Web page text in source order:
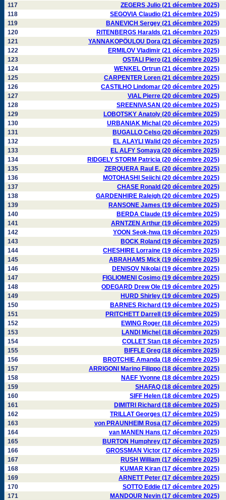
117
ZEGERS Julio (21 décembre 2025)
118
SEGOVIA Claudio (21 décembre 2025)
119
BANEVICH Sergey (21 décembre 2025)
120
RITENBERGS Haralds (21 décembre 2025)
121
YANNAKOPÖULOU Dora (21 décembre 2025)
122
ERMILOV Vladimir (21 décembre 2025)
123
OSTALI Piero (21 décembre 2025)
124
WENKEL Ortrun (21 décembre 2025)
125
CARPENTER Loren (21 décembre 2025)
126
CASTILHO Lindomar (20 décembre 2025)
127
VIAL Pierre (20 décembre 2025)
128
SREENIVASAN (20 décembre 2025)
129
LOBOTSKY Anatoly (20 décembre 2025)
130
URBANIAK Michal (20 décembre 2025)
131
BUGALLO Celso (20 décembre 2025)
132
EL ALAYLI Walid (20 décembre 2025)
133
EL ALFY Somaya (20 décembre 2025)
134
RIDGELY STORM Patricia (20 décembre 2025)
135
ZERQUERA Raul E. (20 décembre 2025)
136
MOTOHASHI Seiichi (20 décembre 2025)
137
CHASE Ronald (20 décembre 2025)
138
GARDENHIRE Raleigh (20 décembre 2025)
139
RANSONE James (19 décembre 2025)
140
BERDA Claude (19 décembre 2025)
141
ARNTZEN Arthur (19 décembre 2025)
142
YOON Seok-hwa (19 décembre 2025)
143
BOCK Roland (19 décembre 2025)
144
CHESHIRE Lorraine (19 décembre 2025)
145
ABRAHAMS Mick (19 décembre 2025)
146
DENISOV Nikolai (19 décembre 2025)
147
FIGLIOMENI Cosimo (19 décembre 2025)
148
ODEGARD Drew Ole (19 décembre 2025)
149
HURD Shirley (19 décembre 2025)
150
BARNES Richard (19 décembre 2025)
151
PRITCHETT Darrell (19 décembre 2025)
152
EWING Roger (18 décembre 2025)
153
LANDI Michel (18 décembre 2025)
154
COLLET Stan (18 décembre 2025)
155
BIFFLE Greg (18 décembre 2025)
156
BROTCHIE Amanda (18 décembre 2025)
157
ARRIGONI Marino Filippo (18 décembre 2025)
158
NAEF Yvonne (18 décembre 2025)
159
SHAFAQ (18 décembre 2025)
160
SIFF Helen (18 décembre 2025)
161
DIMITRI Richard (18 décembre 2025)
162
TRILLAT Georges (17 décembre 2025)
163
von PRAUNHEIM Rosa (17 décembre 2025)
164
van MANEN Hans (17 décembre 2025)
165
BURTON Humphrey (17 décembre 2025)
166
GROSSMAN Victor (17 décembre 2025)
167
RUSH William (17 décembre 2025)
168
KUMAR Kiran (17 décembre 2025)
169
ARNETT Peter (17 décembre 2025)
170
SOTTO Eddie (17 décembre 2025)
171
MANDOUR Nevin (17 décembre 2025)